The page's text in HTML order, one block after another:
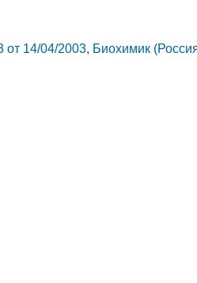
от 14/04/2003, Биохимик